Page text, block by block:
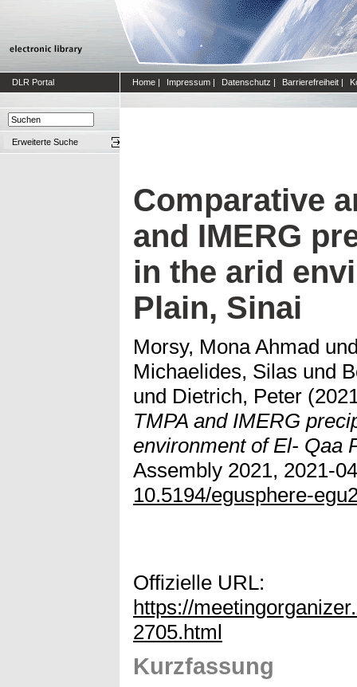
DLR Portal Home | Impressum | Datenschutz | Barrierefreiheit |
Erweiterte Suche
Comparative
and IMERG
in the arid
Plain, Sinai
Morsy, Mona Ahmad
Michaelides, Silas und
und Dietrich, Peter
TMPA and IMERG
environment of El- Qaa
Assembly 2021, 2021-
10.5194/egusphere-
Offizielle URL:
https://
2705.html
Kurzfassung